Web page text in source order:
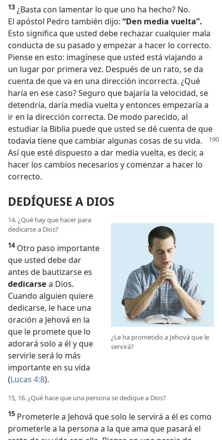
13 ¿Basta con lamentar lo que uno ha hecho? No.
El apóstol Pedro también dijo: “Den media vuelta”.
Esto significa que usted debe rechazar cualquier mala
conducta de su pasado y empezar a hacer lo correcto.
Piense en esto: imagínese que usted está viajando a
un lugar por primera vez. Después de un rato, se da
cuenta de que va en una dirección incorrecta. ¿Qué
haría en ese caso? Seguro que bajaría la velocidad, se
detendría, daría media vuelta y entonces empezaría a
ir en la dirección correcta. De modo parecido, al
estudiar la Biblia puede que usted se dé cuenta de que
todavía tiene que cambiar algunas cosas de su vida.
Así que esté dispuesto a dar media vuelta, es decir, a
hacer los cambios necesarios y comenzar a hacer lo
correcto.
DEDÍQUESE A DIOS
¿Le ha prometido a Jehová que le
servirá?
14. ¿Qué hay que hacer para
dedicarse a Dios?
14Otro paso importante
que usted debe dar
antes de bautizarse es
dedicarse a Dios.
Cuando alguien quiere
dedicarse, le hace una
oración a Jehová en la
que le promete que lo
adorará solo a él y que
servirle será lo más
importante en su vida
(Lucas 4:8).
15, 16. ¿Qué hace que una persona se dedique a Dios?
15 Prometerle a Jehová que solo le servirá a él es como
prometerle a la persona a la que ama que pasará el